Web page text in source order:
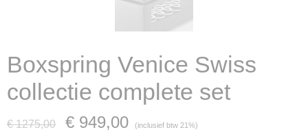
Boxspring Venice Swiss
collectie complete set
€ 1275,00 € 949,00 (inclusief btw 21%)